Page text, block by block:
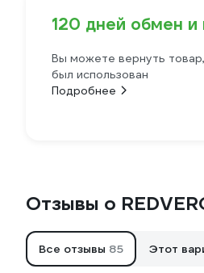
120 дней обмен и
Вы можете вернуть
был использован
Подробнее
Отзывы о
Все отзывы 85 Этот